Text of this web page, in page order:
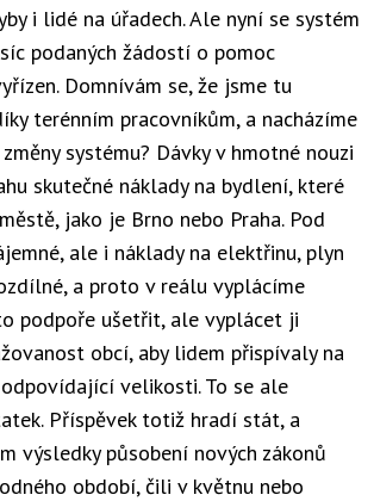
i lidé na úřadech. Ale nyní se systém
podaných žádostí o pomoc
Domnívám se, že jsme tu
terénním pracovníkům, a nacházíme
systému? Dávky v hmotné nouzi
skutečné náklady na bydlení, které
jako je Brno nebo Praha. Pod
ale i náklady na elektřinu, plyn
a proto v reálu vyplácíme
podpoře ušetřit, ale vyplácet ji
obcí, aby lidem přispívaly na
velikosti. To se ale
Příspěvek totiž hradí stát, a
výsledky působení nových zákonů
období, čili v květnu nebo